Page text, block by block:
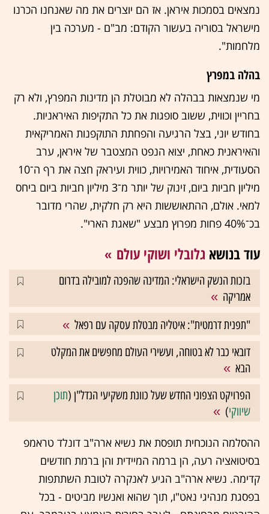
נמצאים בסמכות איראן. אז הם יוצרים את מה שאנחנו הכרנו
מישראל בסוריה בעשור הקודם: מב"ם - מערכה בין
מלחמות".
בהלה במפרץ
מי שנמצאות בבהלה לא מבוטלת הן מדינות המפרץ, ולא רק
בחריין וכווית, ששוב סופגות את כל התקיפות האיראניות.
בחודש יוני, בצל הרגיעה והפחתת התוקפנות האמריקאית
והאיראנית כאחת, יצוא הנפט המצטבר של איראן, ערב
הסעודית, איחוד האמירויות, כווית ועיראק חצה את רף ה־10
מיליון חביות ביום, זינוק של יותר מ־3 מיליון חביות ביום ביחס
למאי. אולם, ההתאוששות היא רק חלקית, שהרי מדובר
בכ־40% פחות מפרוץ מבצע "שאגת הארי".
עוד בנושא גלובלי ושוקי עולם
בזכות הנשק הישראלי: המדינה שהפכה למובילה בדרום
אמריקה
"תפנית דרמטית": איטליה מבטלת עסקה עם רפאל
דובאי כבר לא בטוחה, ועשירי העולם מחפשים את המקלט
הבא
הפרויקט הצפוני החדש שעל כוונת משקיעי הנדל"ן (תוכן
שיווקי)
ההסלמה הנוכחית תופסת את נשיא ארה"ב דונלד טראמפ
בסיטואציה רעה, הן ברמה המיידית והן ברמת חודשים
קדימה. נשיא ארה"ב הגיע לאנקרה לטובת השתתפות
בפסגת מנהיגי נאט"ו, תוך שהוא ואנשיו מביטים - בכל